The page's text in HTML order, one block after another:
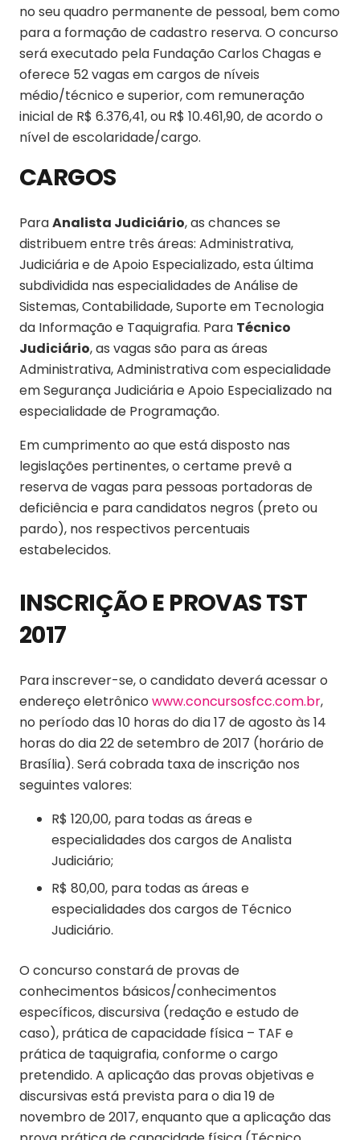
no seu quadro permanente de pessoal, bem como
para a formação de cadastro reserva. O concurso
será executado pela Fundação Carlos Chagas e
oferece 52 vagas em cargos de níveis
médio/técnico e superior, com remuneração
inicial de R$ 6.376,41, ou R$ 10.461,90, de acordo o
nível de escolaridade/cargo.
CARGOS
ParaAnalista Judiciário, as chances se
distribuem entre três áreas: Administrativa,
Judiciária e de Apoio Especializado, esta última
subdividida nas especialidades de Análise de
Sistemas, Contabilidade, Suporte em Tecnologia
da Informação e Taquigrafia. Para Técnico
Judiciário, as vagas são para as áreas
Administrativa, Administrativa com especialidade
em Segurança Judiciária e Apoio Especializado na
especialidade de Programação.
Em cumprimento ao que está disposto nas
legislações pertinentes, o certame prevê a
reserva de vagas para pessoas portadoras de
deficiência e para candidatos negros (preto ou
pardo), nos respectivos percentuais
estabelecidos.
INSCRIÇÃO E PROVAS TST
2017
Para inscrever-se, o candidato deverá acessar o
endereço eletrônico www.concursosfcc.com.br,
no período das 10 horas do dia 17 de agosto às 14
horas do dia 22 de setembro de 2017 (horário de
Brasília). Será cobrada taxa de inscrição nos
seguintes valores:
R$ 120,00, para todas as áreas e
especialidades dos cargos de Analista
Judiciário;
R$ 80,00, para todas as áreas e
especialidades dos cargos de Técnico
Judiciário.
O concurso constará de provas de
conhecimentos básicos/conhecimentos
específicos, discursiva (redação e estudo de
caso), prática de capacidade física – TAF e
prática de taquigrafia, conforme o cargo
pretendido. A aplicação das provas objetivas e
discursivas está prevista para o dia 19 de
novembro de 2017, enquanto que a aplicação das